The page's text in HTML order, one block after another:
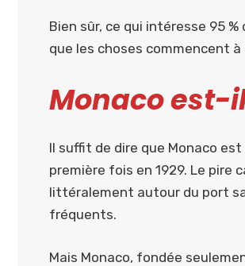
Bien sûr, ce qui intéresse 95
que les choses commencent
Monaco est-
Il suffit de dire que Monaco
première fois en 1929. Le pire
littéralement autour du port
fréquents.
Mais Monaco, fondée